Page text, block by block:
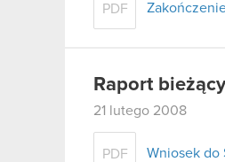
PDF
Raport
21 lutego 2008
PDF Wniosek do